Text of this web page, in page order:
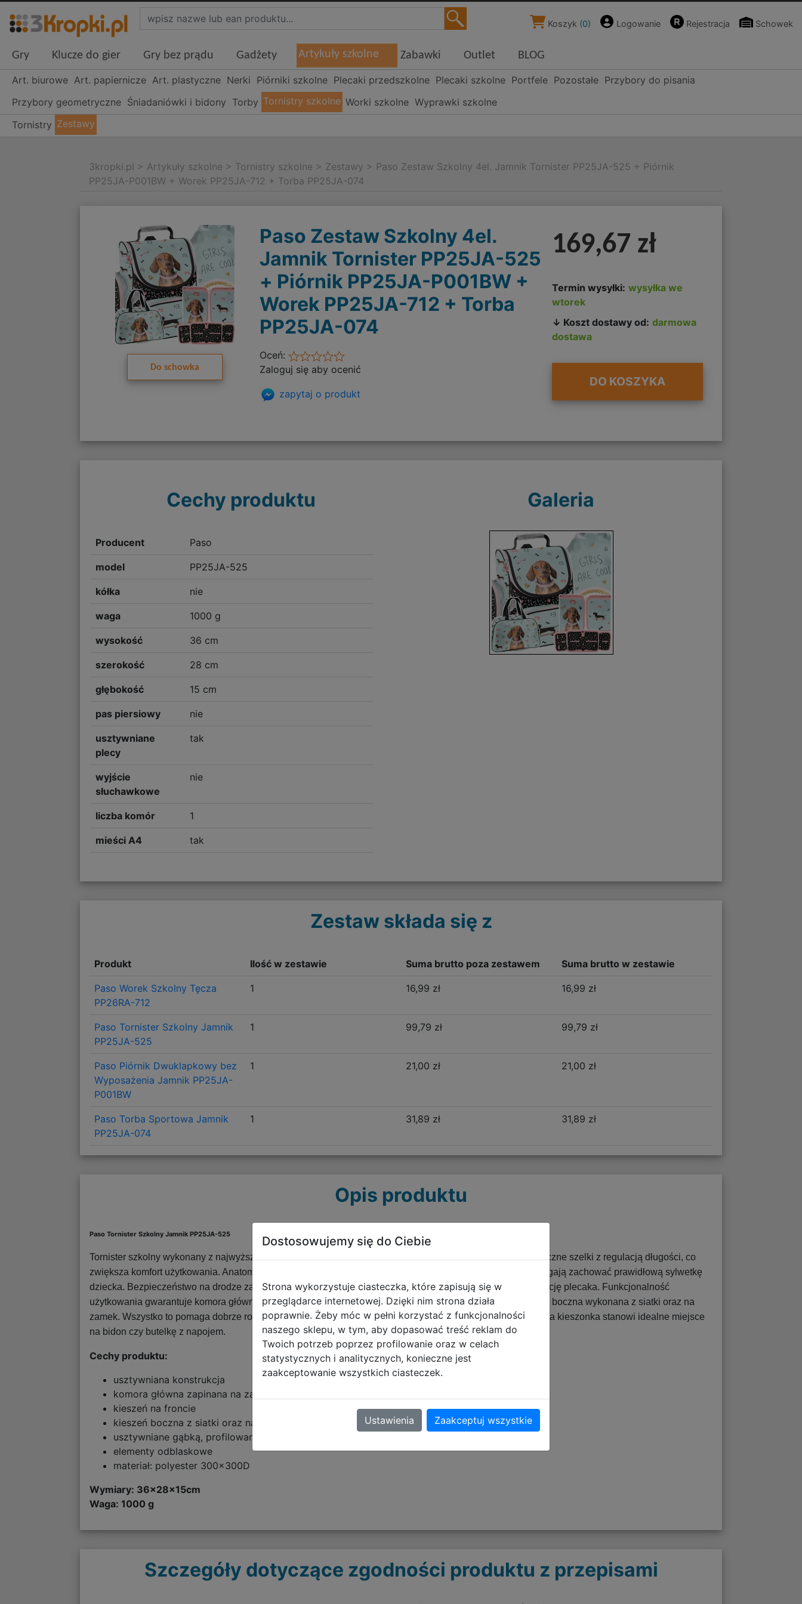
Koszyk (0) Logowanie Rejestracja Schowek
Gry Klucze do gier Gry bez prądu Gadżety Artykuły szkolne Zabawki Outlet BLOG
Art. biurowe Art. papiernicze Art. plastyczne Nerki Piórniki szkolne Plecaki przedszkolne Plecaki szkolne Portfele Pozostałe Przybory do pisania
Przybory geometryczne Śniadaniówki i bidony Torby Tornistry szkolne Worki szkolne Wyprawki szkolne
Tornistry Zestawy
3kropki.pl > Artykuły szkolne > Tornistry szkolne > Zestawy > Paso Zestaw Szkolny 4el. Jamnik Tornister PP25JA-525 + Piórnik
PP25JA-P001BW + Worek PP25JA-712 + Torba PP25JA-074
Do schowka
Paso Zestaw Szkolny 4el.
Jamnik Tornister PP25JA-525
+ Piórnik PP25JA-P001BW +
Worek PP25JA-712 + Torba
PP25JA-074
Oceń:
Zaloguj się aby ocenić
zapytaj o produkt
169,67 zł
Termin wysyłki: wysyłka we
wtorek
↓ Koszt dostawy od: darmowa
dostawa
DO KOSZYKA
Cechy produktu
Producent Paso
model PP25JA-525
kółka nie
waga 1000 g
wysokość 36 cm
szerokość 28 cm
głębokość 15 cm
pas piersiowy nie
usztywniane
plecy
tak
wyjście
słuchawkowe
nie
liczba komór 1
mieści A4 tak
Galeria
Zestaw składa się z
Produkt Ilość w zestawie Suma brutto poza zestawem Suma brutto w zestawie
Paso Worek Szkolny Tęcza
PP26RA-712
1 16,99 zł 16,99 zł
Paso Tornister Szkolny Jamnik
PP25JA-525
1 99,79 zł 99,79 zł
Paso Piórnik Dwuklapkowy bez
Wyposażenia Jamnik PP25JA-
P001BW
1 21,00 zł 21,00 zł
Paso Torba Sportowa Jamnik
PP25JA-074
1 31,89 zł 31,89 zł
Opis produktu
Paso Tornister Szkolny Jamnik PP25JA-525
Tornister szkolny wykonany z najwyższej jakości materiałów. Jest lekki, posiada miękkie, szerokie, ergonomiczne szelki z regulacją długości, co
zwiększa komfort użytkowania. Anatomicznie wyprofilowane i usztywnione panelami gąbkowymi plecy pomagają zachować prawidłową sylwetkę
dziecka. Bezpieczeństwo na drodze zapewniają liczne elementy odblaskowe, które stanowią również dekorację plecaka. Funkcjonalność
użytkowania gwarantuje komora główna zamykana na zamek z przegrodami, kieszeń na froncie oraz kieszeń boczna wykonana z siatki oraz na
zamek. Wszystko to pomaga dobrze rozlokować zawartość i utrzymać porządek w plecaku. Boczna elastyczna kieszonka stanowi idealne miejsce
na bidon czy butelkę z napojem.
Cechy produktu:
usztywniana konstrukcja
komora główna zapinana na zamek oraz przegrody wewnętrzne
kieszeń na froncie
kieszeń boczna z siatki oraz na zamek
usztywniane gąbką, profilowane plecy
elementy odblaskowe
materiał: polyester 300x300D
Wymiary: 36x28x15cm
Waga: 1000 g
Szczegóły dotyczące zgodności produktu z przepisami
Dostosowujemy się do Ciebie
Strona wykorzystuje ciasteczka, które zapisują się w
przeglądarce internetowej. Dzięki nim strona działa
poprawnie. Żeby móc w pełni korzystać z funkcjonalności
naszego sklepu, w tym, aby dopasować treść reklam do
Twoich potrzeb poprzez profilowanie oraz w celach
statystycznych i analitycznych, konieczne jest
zaakceptowanie wszystkich ciasteczek.
Ustawienia Zaakceptuj wszystkie